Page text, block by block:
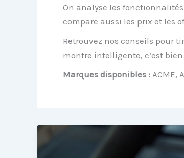
On analyse les fonctionnalités
compare aussi les prix et les
Retrouvez nos conseils pour
montre intelligente, c’est bien
Marques disponibles : ACME,